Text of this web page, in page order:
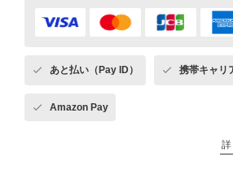
あと払い（Pay ID） 携帯キャリ
Amazon Pay